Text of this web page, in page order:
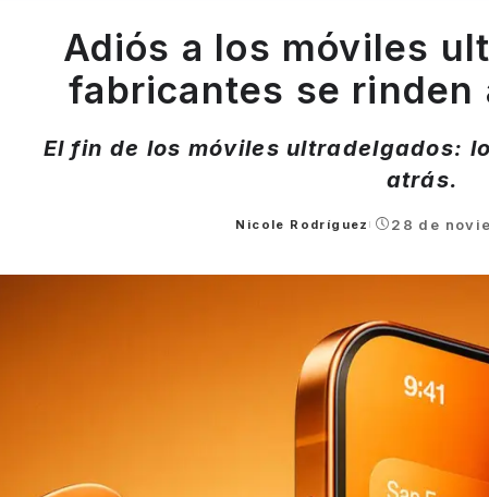
Adiós a los móviles
fabricantes se rinden
El fin de los móviles ultradelgados:
atrás.
Posted
Nicole Rodríguez 28 de